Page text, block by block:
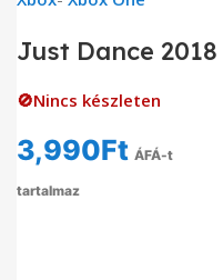
Just Dance 2018
🚫Nincs készleten
3,990Ft ÁFÁ-t
tartalmaz